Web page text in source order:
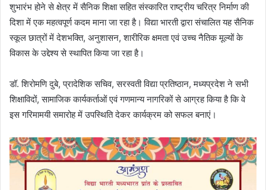
शुभारंभ होने से क्षेत्र में सैनिक शिक्षा सहित संस्कारित राष्ट्रीय चरित्र निर्माण की
दिशा में एक महत्वपूर्ण कदम माना जा रहा है। विद्या भारती द्वारा संचालित यह सैनिक
स्कूल छात्रों में देशभक्ति, अनुशासन, शारीरिक क्षमता एवं उच्च नैतिक मूल्यों के
विकास के उद्देश्य से स्थापित किया जा रहा है।
डॉ. शिरोमणि दुबे, प्रादेशिक सचिव, सरस्वती विद्या प्रतिष्ठान, मध्यप्रदेश ने सभी
शिक्षाविदों, सामाजिक कार्यकर्ताओं एवं गणमान्य नागरिकों से आग्रह किया है कि वे
इस गरिमामयी समारोह में उपस्थिति देकर कार्यक्रम को सफल बनाएं।